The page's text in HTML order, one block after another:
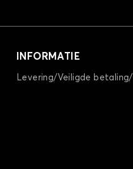
INFORMATIE
Levering/Veiligde